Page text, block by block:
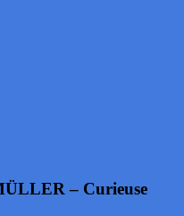
– Curieuse